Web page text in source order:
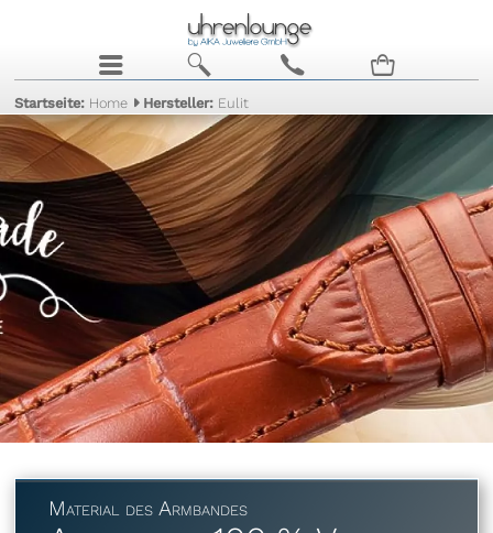
j b c n
Startseite: Home Hersteller: Eulit
Material des Armbandes